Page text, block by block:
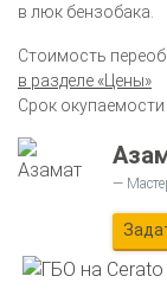
в люк бензобака.
Стоимость
в разделе «Цены»
Срок